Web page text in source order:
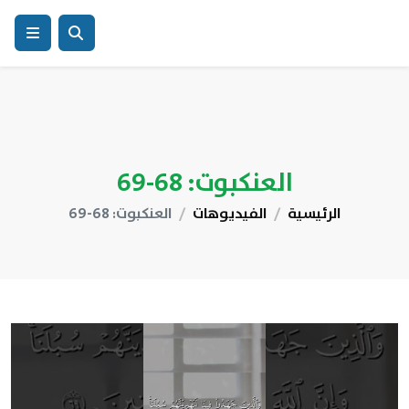
العنكبوت: 68-69
الرئيسية الفيديوهات العنكبوت: 68-69